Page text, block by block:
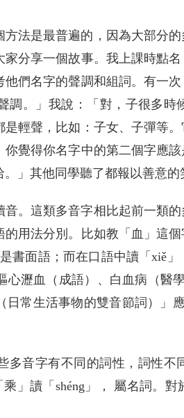
法是最普遍的，因為大部分
分享一個故事。我上課時點
們名字的聲調和組詞。有一
調。」我說：「對，子很多
輕聲，比如：子女、子彈等
覺得你名字中的第二個字應
」其他同學聽了都報以善意的
。這類多音字相比起前一類
用法分別。比如教「血」這
書面語；而在口語中讀「xiě
瀝血（成語）、白血病（醫
日常生活事物的雙音節詞）」
多音字有不同的詞性，詞性不
乘」讀「shéng」， 屬名詞。